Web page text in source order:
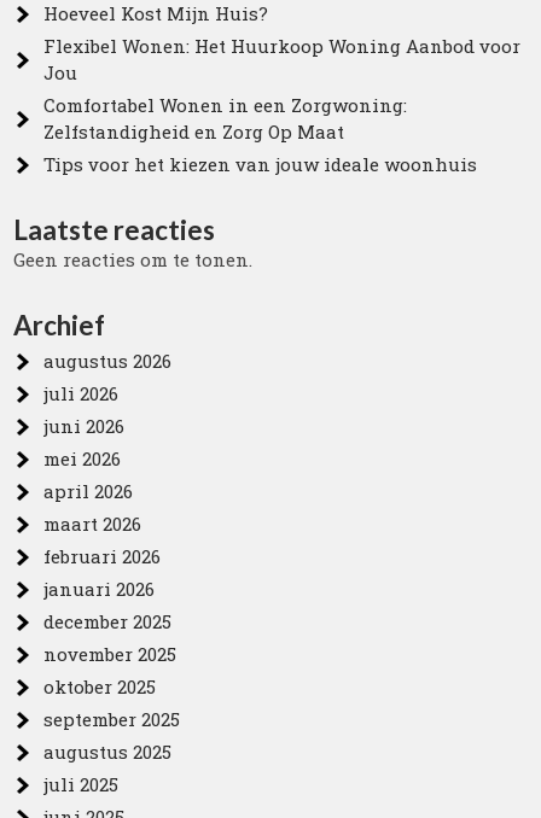
Hoeveel Kost Mijn Huis?
Flexibel Wonen: Het Huurkoop Woning Aanbod voor
Jou
Comfortabel Wonen in een Zorgwoning:
Zelfstandigheid en Zorg Op Maat
Tips voor het kiezen van jouw ideale woonhuis
Laatste reacties
Geen reacties om te tonen.
Archief
augustus 2026
juli 2026
juni 2026
mei 2026
april 2026
maart 2026
februari 2026
januari 2026
december 2025
november 2025
oktober 2025
september 2025
augustus 2025
juli 2025